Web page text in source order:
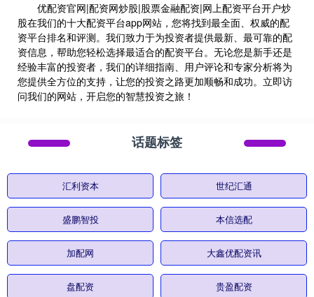
优配资官网|配资网炒股|股票金融配资|网上配资平台开户炒
股在我们的十大配资平台app网站，您将找到最全面、权威的配
资平台排名和评测。我们致力于为投资者提供最新、最可靠的配
资信息，帮助您轻松选择最适合的配资平台。无论您是新手还是
经验丰富的投资者，我们的详细指南、用户评论和专家分析将为
您提供全方位的支持，让您的投资之路更加顺畅和成功。立即访
问我们的网站，开启您的智慧投资之旅！
话题标签
汇利资本 世纪汇通
盛鹏智投 本信选配
加配网 大鑫优配资讯
盘配资 贵盈配资